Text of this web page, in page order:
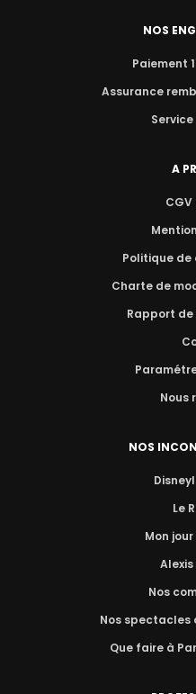
NOS
Paiement
Assurance
A
CGV
Politique
Charte de
Rapport
Nous
NOS
Le
Mon
Nos
Nos spectacles
Que faire à